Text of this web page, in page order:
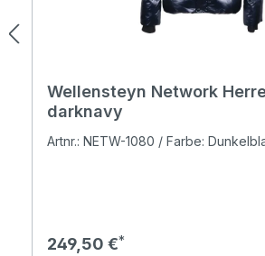
Wellensteyn Network
darknavy
Artnr.: NETW-1080 / Farbe:
Regulärer Preis:
249,50 €